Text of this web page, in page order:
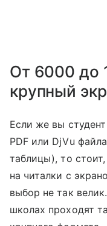
От 6000 до
крупный
Если же вы
PDF или DjVu
таблицы), то
на читалки с
выбор не так
школах проходят